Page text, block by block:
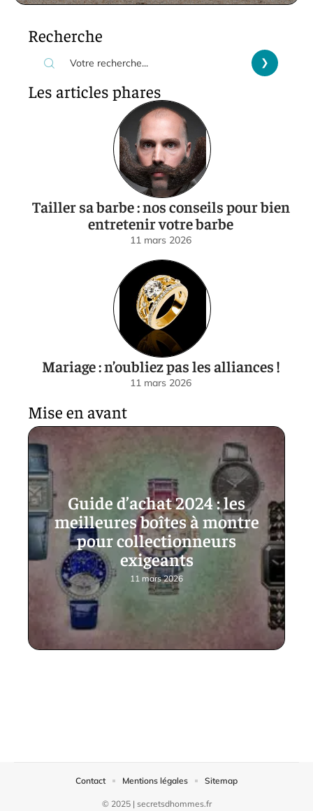
Recherche
Les articles phares
Tailler sa barbe : nos conseils pour bien
entretenir votre barbe
11 mars 2026
Mariage : n’oubliez pas les alliances !
11 mars 2026
Mise en avant
Guide d’achat 2024 : les
meilleures boîtes à montre
pour collectionneurs
exigeants
11 mars 2026
© 2025 | secretsdhommes.fr
Contact Mentions légales Sitemap